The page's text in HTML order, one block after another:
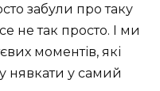
забули про таку
не так просто. І ми
моментів, які
нявкати у самий